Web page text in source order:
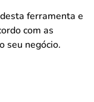
ferramenta e
com as
seu negócio.